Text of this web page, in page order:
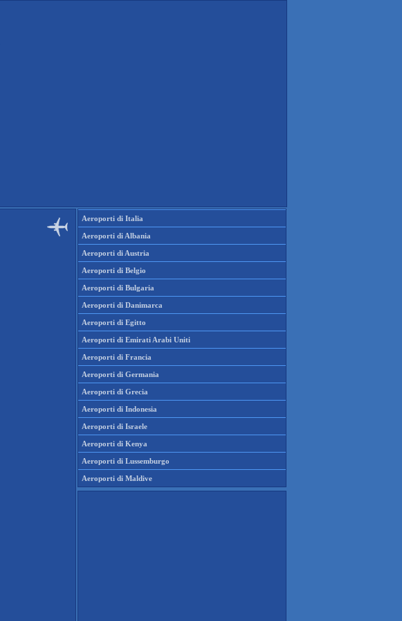
Aeroporti di Italia
Aeroporti di Albania
Aeroporti di Austria
Aeroporti di Belgio
Aeroporti di Bulgaria
Aeroporti di Danimarca
Aeroporti di Egitto
Aeroporti di Emirati Arabi Uniti
Aeroporti di Francia
Aeroporti di Germania
Aeroporti di Grecia
Aeroporti di Indonesia
Aeroporti di Israele
Aeroporti di Kenya
Aeroporti di Lussemburgo
Aeroporti di Maldive